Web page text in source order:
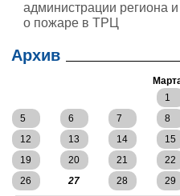
администрации региона
о пожаре в ТРЦ
Архив
1
5
6 7 8
12
13 14 15
19
20 21 22
26
27 28 29